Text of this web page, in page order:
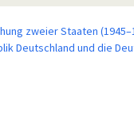
zweier Staaten
Deutschland und die